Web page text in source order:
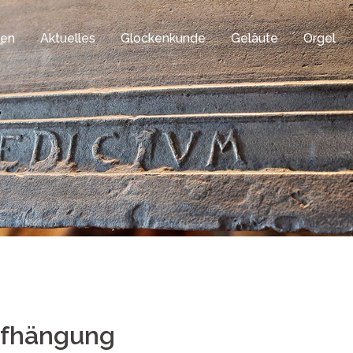
Aktuelles Glockenkunde Geläute Orgel